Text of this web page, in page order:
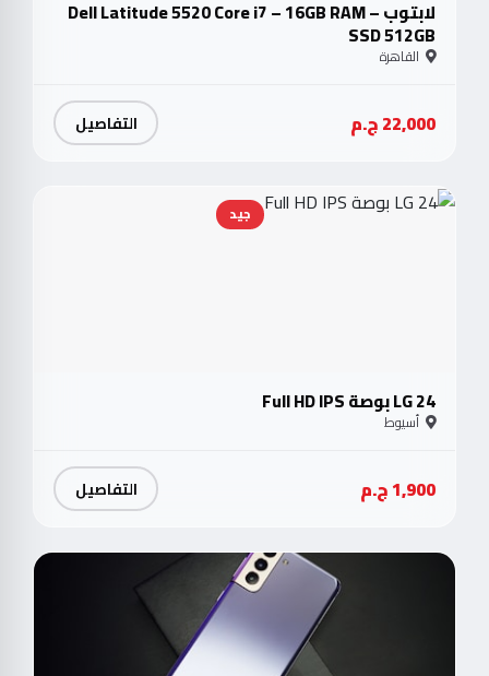
لابتوب Dell Latitude 5520 Core i7 – 16GB RAM –
SSD 512GB
القاهرة
22,000 ج.م التفاصيل
جيد
LG 24 بوصة Full HD IPS
أسيوط
1,900 ج.م التفاصيل